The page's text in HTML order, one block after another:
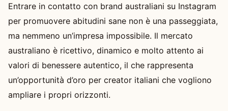
Entrare in contatto con brand australiani su Instagram
per promuovere abitudini sane non è una passeggiata,
ma nemmeno un’impresa impossibile. Il mercato
australiano è ricettivo, dinamico e molto attento ai
valori di benessere autentico, il che rappresenta
un’opportunità d’oro per creator italiani che vogliono
ampliare i propri orizzonti.